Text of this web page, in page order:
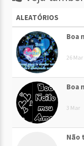
ALEATÓRIOS
Boa
26 Mar
Boa
3 Mar
Não